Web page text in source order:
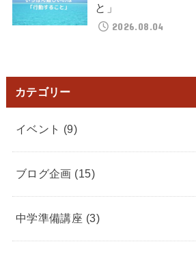
と」
2026.08.04
カテゴリー
イベント (9)
ブログ企画 (15)
中学準備講座 (3)